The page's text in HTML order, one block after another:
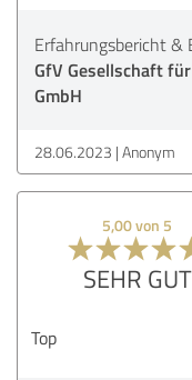
Erfahrungsbericht &
GfV Gesellschaft
GmbH
28.06.2023 Anonym
5,00 von 5
SEHR GUT
Top